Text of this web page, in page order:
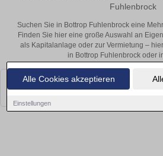
Alle Cookies akzeptieren
Einstellungen
Fuhlenbrock
Suchen Sie in Bottrop Fuhlenbrock eine
Finden Sie hier eine große Auswahl an
als Kapitalanlage oder zur Vermietung –
in Bottrop Fuhlenbrock oder
Leider konnten wir derzeit keine passenden